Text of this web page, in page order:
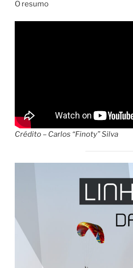
O resumo
Crédito – Carlos “Finoty” Silva